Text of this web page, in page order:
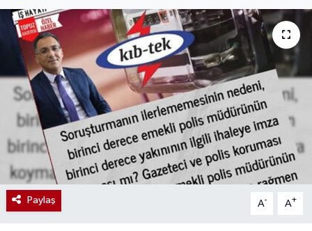
Paylaş A- A+
TEKNOLOJİ
TÜRKİYE
Haber Arşivi